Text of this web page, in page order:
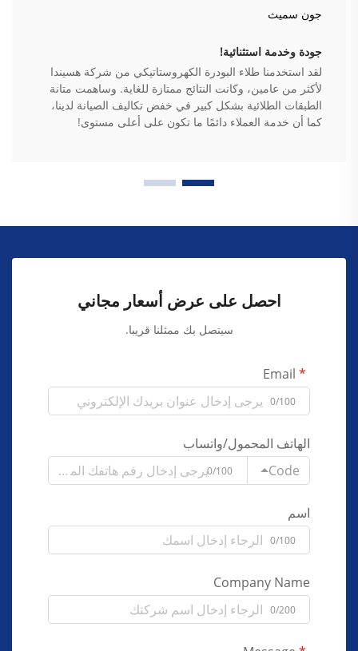
جون سميث
جودة وخدمة استثنائية!
لقد استخدمنا طلاء البودرة الكهروستاتيكي من شركة هسيندا
لأكثر من عامين، وكانت النتائج ممتازة للغاية. وساهمت متانة
الطبقات الطلائية بشكل كبير في خفض تكاليف الصيانة لدينا،
كما أن خدمة العملاء دائمًا ما تكون على أعلى مستوى!
احصل على عرض أسعار مجاني
سيتصل بك ممثلنا قريبا.
0/100
الهاتف المحمول/واتساب
Code
0/100
اسم
0/100
Company Name
0/200